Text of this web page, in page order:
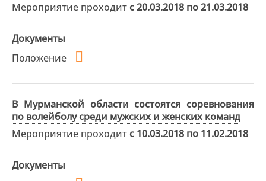
Мероприятие проходит с 20.03.2018 по 21.03.2018
Документы
Положение
В Мурманской области состоятся соревнования
по волейболу среди мужских и женских команд
Мероприятие проходит с 10.03.2018 по 11.02.2018
Документы